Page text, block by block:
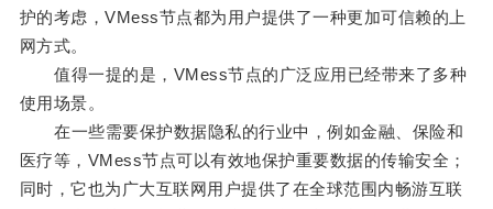
护的考虑，VMess节点都为用户提供了一种更加可信赖的上
网方式。
值得一提的是，VMess节点的广泛应用已经带来了多种
使用场景。
在一些需要保护数据隐私的行业中，例如金融、保险和
医疗等，VMess节点可以有效地保护重要数据的传输安全；
同时，它也为广大互联网用户提供了在全球范围内畅游互联